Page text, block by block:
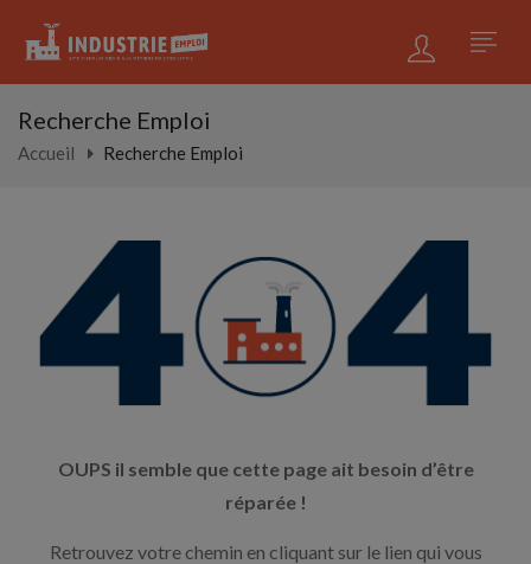
Recherche Emploi
Accueil Recherche Emploi
OUPS il semble que cette page ait besoin d’être
réparée !
Retrouvez votre chemin en cliquant sur le lien qui vous